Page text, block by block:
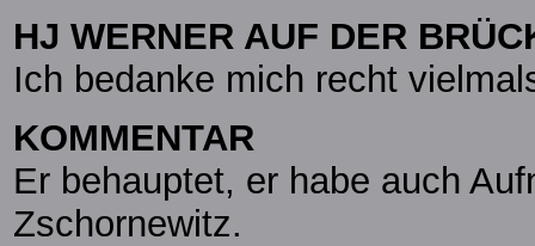
HJ WERNER AUF DER
Ich bedanke mich recht
KOMMENTAR
Er behauptet, er habe auch
Zschornewitz.